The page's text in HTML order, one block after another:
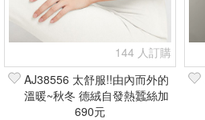
2XL
160/85
現貨商品
篩選
144 人訂購
AJ38556 太舒服!!由內而外的
溫暖~秋冬 德絨自發熱蠶絲加
絨吊帶內衣(現貨+預購)
690元